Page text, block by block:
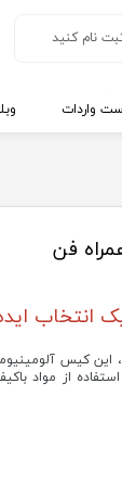
نام کنید
گذر واژه
واردات
همراه فن: یک انتخاب
اورنج پای 5 پلاس خود هستید، این کیس
از مواد